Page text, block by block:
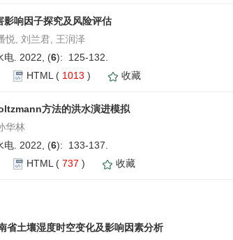
影响因子探究及风险评估
悦, 刘兰君, 王润泽
电. 2022, (6): 125-132.
HTML ( 1013 ) 收藏
方法的洪水演进模拟
华林
电. 2022, (6): 133-137.
HTML ( 737 ) 收藏
省土壤湿度时空变化及影响因素分析